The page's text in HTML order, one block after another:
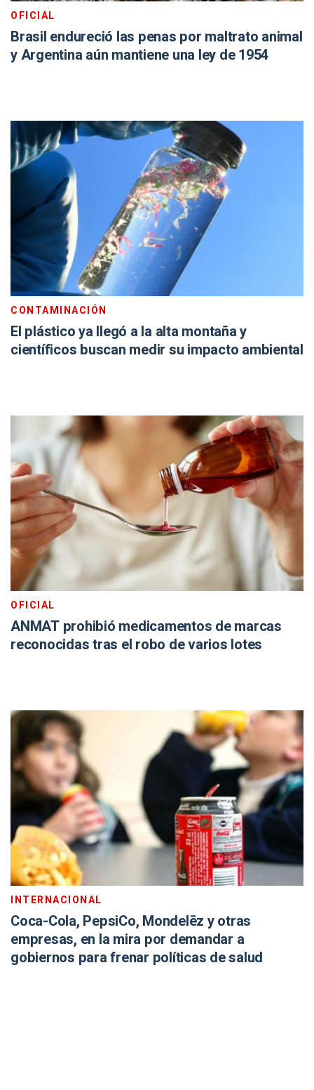
OFICIAL
Brasil endureció las penas por maltrato animal
y Argentina aún mantiene una ley de 1954
CONTAMINACIÓN
El plástico ya llegó a la alta montaña y
científicos buscan medir su impacto ambiental
OFICIAL
ANMAT prohibió medicamentos de marcas
reconocidas tras el robo de varios lotes
INTERNACIONAL
Coca-Cola, PepsiCo, Mondelēz y otras
empresas, en la mira por demandar a
gobiernos para frenar políticas de salud